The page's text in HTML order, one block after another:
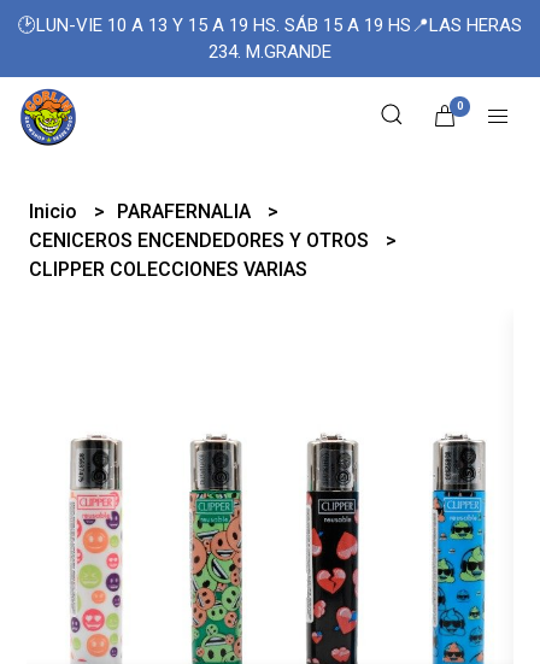
🕑LUN-VIE 10 A 13 Y 15 A 19 HS. SÁB 15 A 19 HS📍LAS HERAS
234. M.GRANDE
0
Inicio
PARAFERNALIA
CENICEROS ENCENDEDORES Y OTROS
CLIPPER COLECCIONES VARIAS